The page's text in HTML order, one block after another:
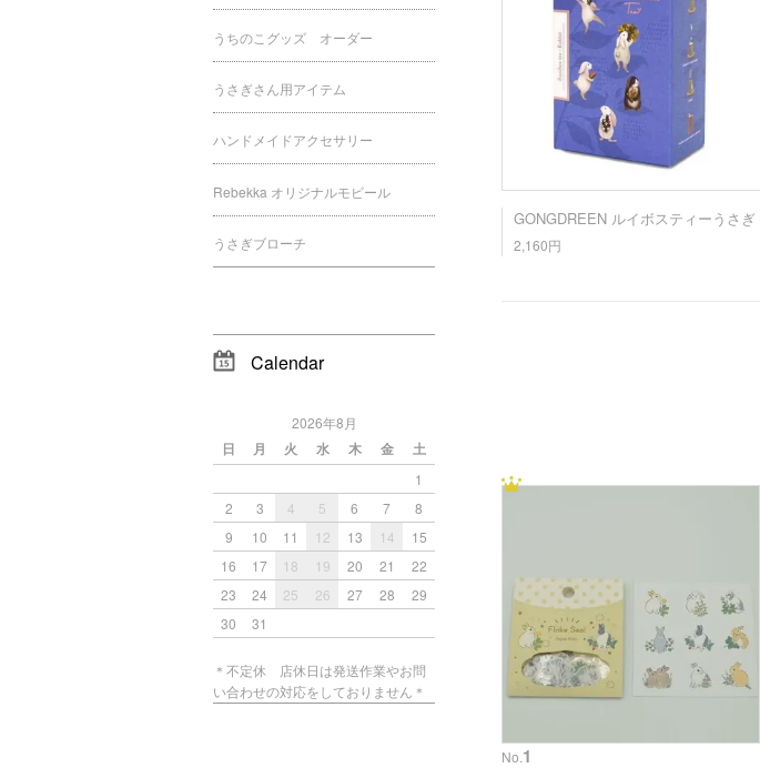
GONGDREEN ルイボスティーうさぎ
2,160円
No. 1
うちのこグッズ オーダー
うさぎさん用アイテム
ハンドメイドアクセサリー
Rebekka オリジナルモビール
うさぎブローチ
Calendar
2026年8月
日 月 火 水 木 金 土
1
2
3 4 5 6 7
8
9
10 11 12 13 14
15
16
17 18 19 20 21
22
23
24 25 26 27 28
29
30
31
＊不定休 店休日は発送作業やお問
い合わせの対応をしておりません＊